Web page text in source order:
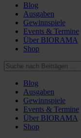
Blog
Ausgaben
Gewinnspiele
Events & Termine
Über BIORAMA
Shop
Blog
Ausgaben
Gewinnspiele
Events & Termine
Über BIORAMA
Shop